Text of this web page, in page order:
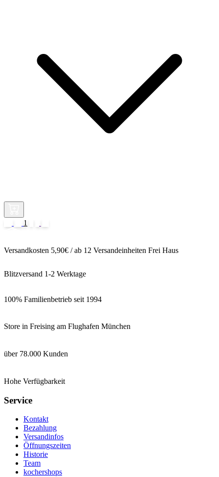
1
Versandkosten 5,90€ / ab 12 Versandeinheiten Frei Haus
Blitzversand 1-2 Werktage
100% Familienbetrieb seit 1994
Store in Freising am Flughafen München
über 78.000 Kunden
Hohe Verfügbarkeit
Service
Kontakt
Bezahlung
Versandinfos
Öffnungszeiten
Historie
Team
kochershops